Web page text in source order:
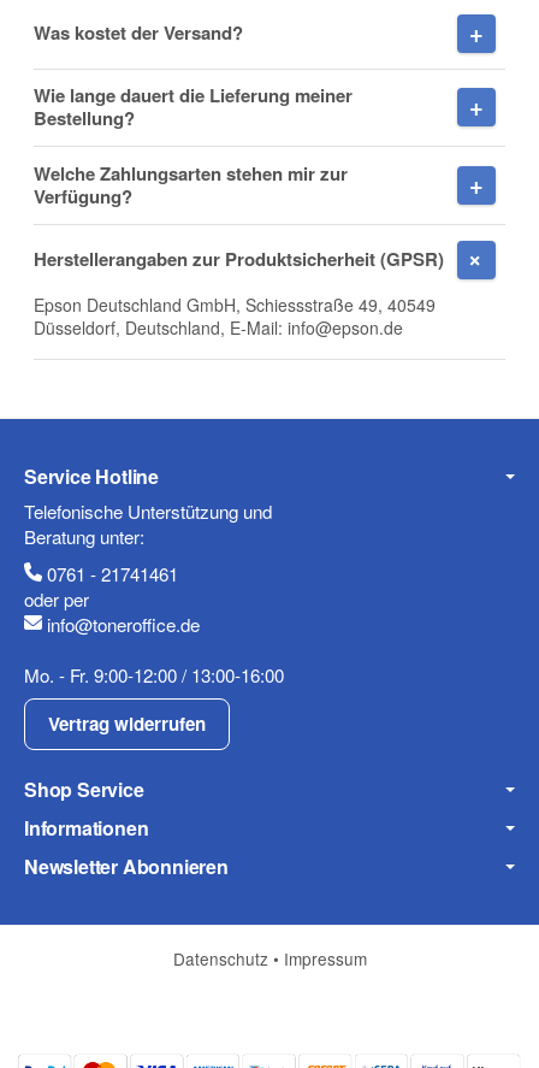
Firma
E-Mail
Mobiltelefon
Fax
Frage zum Artikel
Was kostet der Versand?
Wie lange dauert die Lieferung meiner
Bestellung?
Welche Zahlungsarten stehen mir zur
Verfügung?
Herstellerangaben zur Produktsicherheit (GPSR)
Epson Deutschland GmbH, Schiessstraße 49, 40549
Düsseldorf, Deutschland, E-Mail: info@epson.de
Service Hotline
Telefonische Unterstützung und
Beratung unter:
0761 - 21741461
oder per
info@toneroffice.de
Mo. - Fr. 9:00-12:00 / 13:00-16:00
Vertrag widerrufen
Shop Service
Informationen
Newsletter Abonnieren
Datenschutz • Impressum